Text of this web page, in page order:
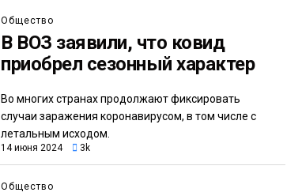
Общество
В ВОЗ заявили, что ковид
приобрел сезонный характер
Во многих странах продолжают фиксировать
случаи заражения коронавирусом, в том числе с
летальным исходом.
14 июня 2024 3k
Общество